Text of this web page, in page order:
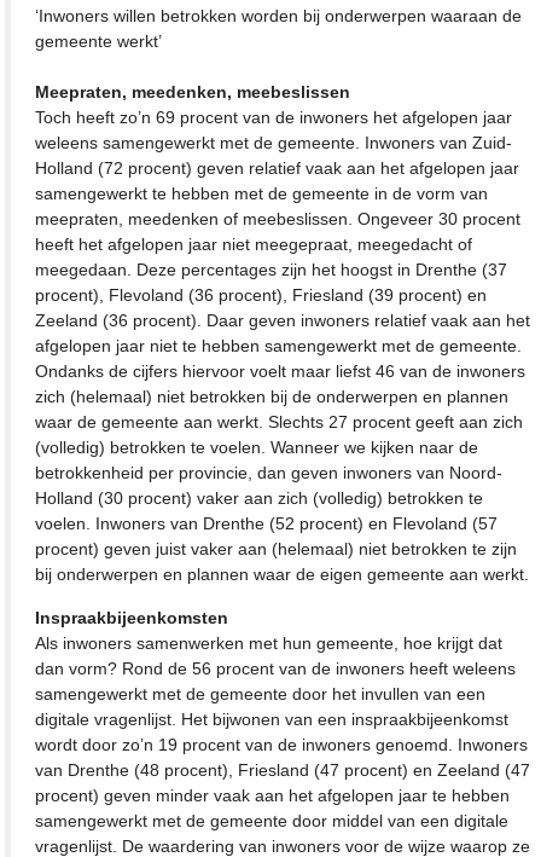
‘Inwoners willen betrokken worden bij onderwerpen waaraan de
gemeente werkt’
Meepraten, meedenken, meebeslissen
Toch heeft zo’n 69 procent van de inwoners het afgelopen jaar
weleens samengewerkt met de gemeente. Inwoners van Zuid-
Holland (72 procent) geven relatief vaak aan het afgelopen jaar
samengewerkt te hebben met de gemeente in de vorm van
meepraten, meedenken of meebeslissen. Ongeveer 30 procent
heeft het afgelopen jaar niet meegepraat, meegedacht of
meegedaan. Deze percentages zijn het hoogst in Drenthe (37
procent), Flevoland (36 procent), Friesland (39 procent) en
Zeeland (36 procent). Daar geven inwoners relatief vaak aan het
afgelopen jaar niet te hebben samengewerkt met de gemeente.
Ondanks de cijfers hiervoor voelt maar liefst 46 van de inwoners
zich (helemaal) niet betrokken bij de onderwerpen en plannen
waar de gemeente aan werkt. Slechts 27 procent geeft aan zich
(volledig) betrokken te voelen. Wanneer we kijken naar de
betrokkenheid per provincie, dan geven inwoners van Noord-
Holland (30 procent) vaker aan zich (volledig) betrokken te
voelen. Inwoners van Drenthe (52 procent) en Flevoland (57
procent) geven juist vaker aan (helemaal) niet betrokken te zijn
bij onderwerpen en plannen waar de eigen gemeente aan werkt.
Inspraakbijeenkomsten
Als inwoners samenwerken met hun gemeente, hoe krijgt dat
dan vorm? Rond de 56 procent van de inwoners heeft weleens
samengewerkt met de gemeente door het invullen van een
digitale vragenlijst. Het bijwonen van een inspraakbijeenkomst
wordt door zo’n 19 procent van de inwoners genoemd. Inwoners
van Drenthe (48 procent), Friesland (47 procent) en Zeeland (47
procent) geven minder vaak aan het afgelopen jaar te hebben
samengewerkt met de gemeente door middel van een digitale
vragenlijst. De waardering van inwoners voor de wijze waarop ze